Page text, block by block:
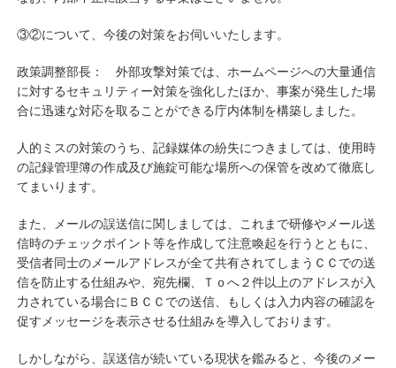
③②について、今後の対策をお伺いいたします。
政策調整部長： 外部攻撃対策では、ホームページへの大量通信
に対するセキュリティー対策を強化したほか、事案が発生した場
合に迅速な対応を取ることができる庁内体制を構築しました。
人的ミスの対策のうち、記録媒体の紛失につきましては、使用時
の記録管理簿の作成及び施錠可能な場所への保管を改めて徹底し
てまいります。
また、メールの誤送信に関しましては、これまで研修やメール送
信時のチェックポイント等を作成して注意喚起を行うとともに、
受信者同士のメールアドレスが全て共有されてしまうＣＣでの送
信を防止する仕組みや、宛先欄、Ｔｏへ２件以上のアドレスが入
力されている場合にＢＣＣでの送信、もしくは入力内容の確認を
促すメッセージを表示させる仕組みを導入しております。
しかしながら、誤送信が続いている現状を鑑みると、今後のメー